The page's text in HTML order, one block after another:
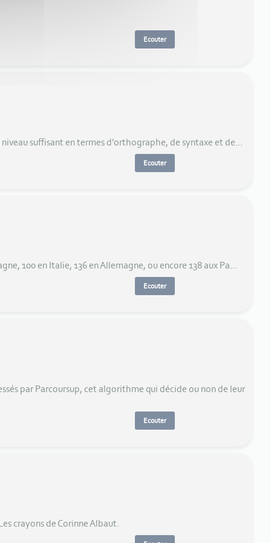
Ecouter
suffisant en termes d’orthographe, de syntaxe et de...
Ecouter
100 en Italie, 136 en Allemagne, ou encore 138 aux Pa...
Ecouter
par Parcoursup, cet algorithme qui décide ou non de leur
Ecouter
crayons de Corinne Albaut.